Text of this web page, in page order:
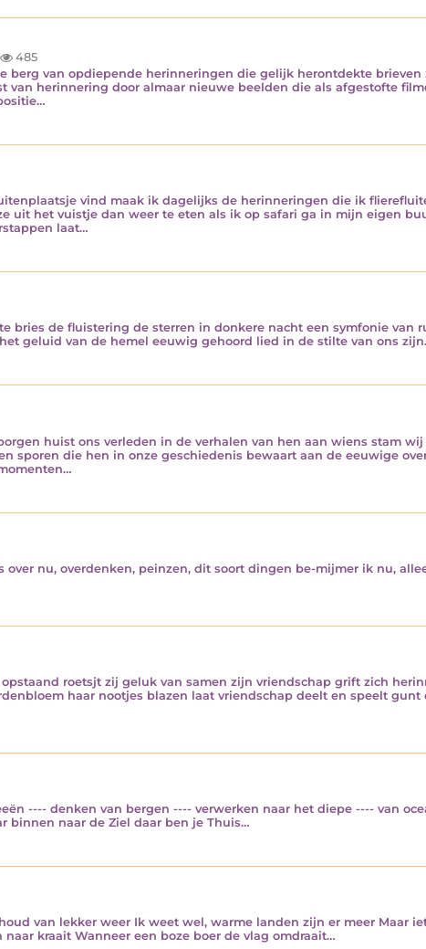
485
berg van opdiepende herinneringen die gelijk herontdekte brieven
herinnering door almaar nieuwe beelden die als afgestofte
vind maak ik dagelijks de herinneringen die ik
uit het vuistje dan weer te eten als ik op safari ga in mijn eigen
laat…
bries de fluistering de sterren in donkere nacht een symfonie van
geluid van de hemel eeuwig gehoord lied in de stilte van ons
huist ons verleden in de verhalen van hen aan wiens stam
sporen die hen in onze geschiedenis bewaart aan de eeuwige
nu, overdenken, peinzen, dit soort dingen be-mijmer ik nu,
roetsjt zij geluk van samen zijn vriendschap grift zich
haar nootjes blazen laat vriendschap deelt en speelt gunt
---- denken van bergen ---- verwerken naar het diepe ---- van
binnen naar de Ziel daar ben je Thuis…
van lekker weer Ik weet wel, warme landen zijn er meer Maar
kraait Wanneer een boze boer de vlag omdraait…